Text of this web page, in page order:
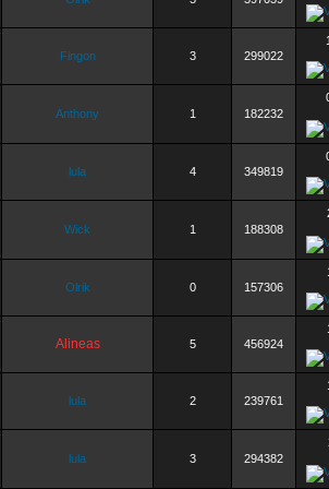
Fingon 3 299022
Anthony 1 182232
lula 4 349819
Wick 1 188308
Olrik 0 157306
Alineas 5 456924
lula 2 239761
lula 3 294382